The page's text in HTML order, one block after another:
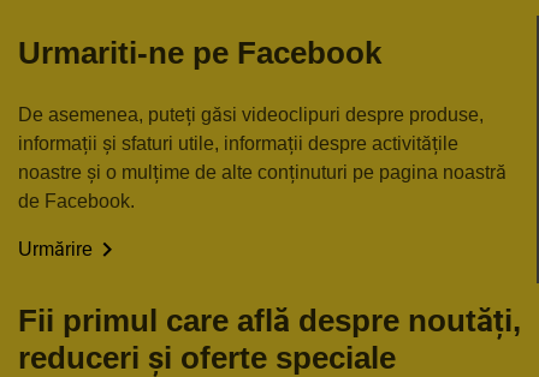
Urmariti-ne pe Facebook
De asemenea, puteți găsi videoclipuri despre produse,
informații și sfaturi utile, informații despre activitățile
noastre și o mulțime de alte conținuturi pe pagina noastră
de Facebook.
Urmărire 
Fii primul care află despre noutăți,
reduceri și oferte speciale